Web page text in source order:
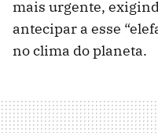
mais urgente,
antecipar a esse
no clima do planeta.